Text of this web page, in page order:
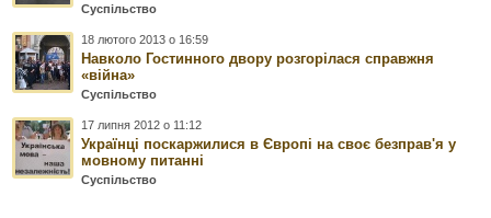
Суспільство
18 лютого 2013 о 16:59
Навколо Гостинного двору розгорілася справжня
«війна»
Суспільство
17 липня 2012 о 11:12
Українці поскаржилися в Європі на своє безправ'я у
мовному питанні
Суспільство